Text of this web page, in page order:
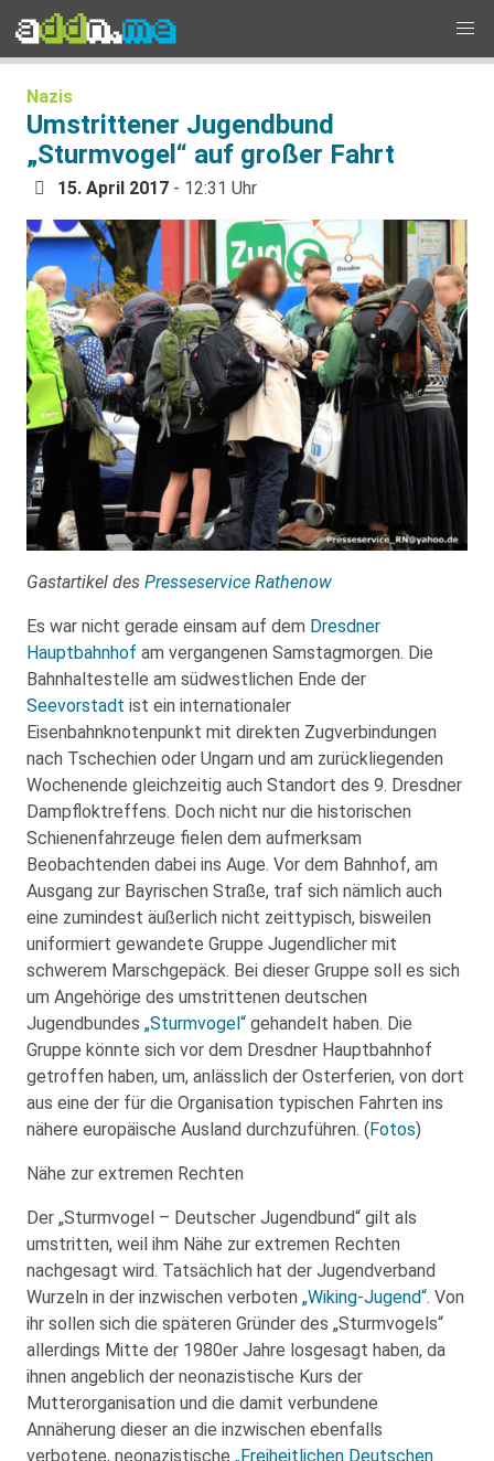
Nazis
Umstrittener Jugendbund
„Sturmvogel“ auf großer Fahrt
15. April 2017 - 12:31 Uhr
Gastartikel des Presseservice Rathenow
Es war nicht gerade einsam auf dem Dresdner
Hauptbahnhof am vergangenen Samstagmorgen. Die
Bahnhaltestelle am südwestlichen Ende der
Seevorstadt ist ein internationaler
Eisenbahnknotenpunkt mit direkten Zugverbindungen
nach Tschechien oder Ungarn und am zurückliegenden
Wochenende gleichzeitig auch Standort des 9. Dresdner
Dampfloktreffens. Doch nicht nur die historischen
Schienenfahrzeuge fielen dem aufmerksam
Beobachtenden dabei ins Auge. Vor dem Bahnhof, am
Ausgang zur Bayrischen Straße, traf sich nämlich auch
eine zumindest äußerlich nicht zeittypisch, bisweilen
uniformiert gewandete Gruppe Jugendlicher mit
schwerem Marschgepäck. Bei dieser Gruppe soll es sich
um Angehörige des umstrittenen deutschen
Jugendbundes „Sturmvogel“ gehandelt haben. Die
Gruppe könnte sich vor dem Dresdner Hauptbahnhof
getroffen haben, um, anlässlich der Osterferien, von dort
aus eine der für die Organisation typischen Fahrten ins
nähere europäische Ausland durchzuführen. (Fotos)
Nähe zur extremen Rechten
Der „Sturmvogel – Deutscher Jugendbund“ gilt als
umstritten, weil ihm Nähe zur extremen Rechten
nachgesagt wird. Tatsächlich hat der Jugendverband
Wurzeln in der inzwischen verboten „Wiking-Jugend“. Von
ihr sollen sich die späteren Gründer des „Sturmvogels“
allerdings Mitte der 1980er Jahre losgesagt haben, da
ihnen angeblich der neonazistische Kurs der
Mutterorganisation und die damit verbundene
Annäherung dieser an die inzwischen ebenfalls
verbotene, neonazistische „Freiheitlichen Deutschen